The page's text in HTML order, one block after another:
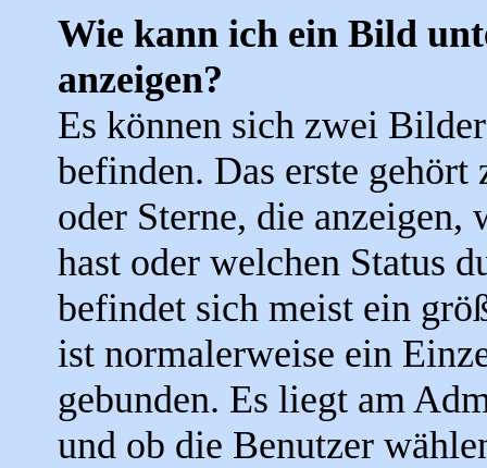
Wie kann ich ein Bild
anzeigen?
Es können sich zwei
befinden. Das erste
oder Sterne, die
hast oder welchen Status
befindet sich meist ein
ist normalerweise ein
gebunden. Es liegt am
und ob die Benutzer